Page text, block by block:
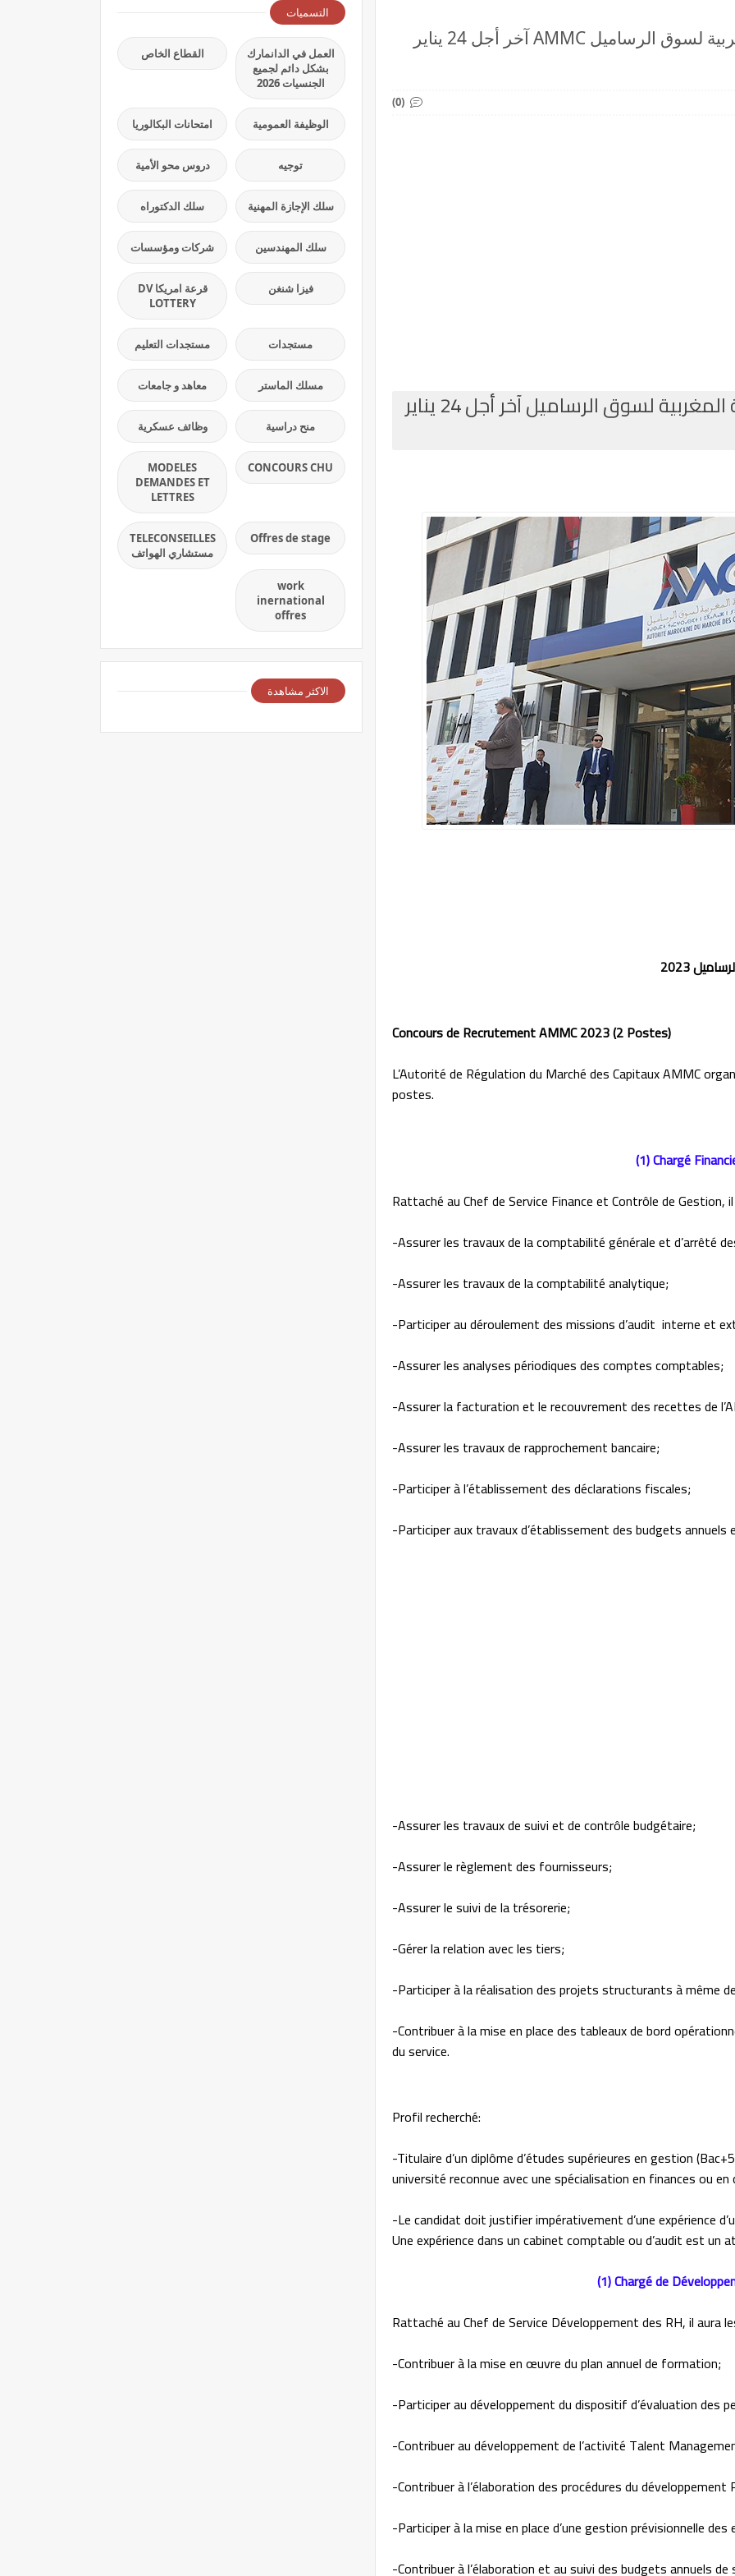
مباراة توظيف 2 مناصب بالهيئة المغربية لسوق الرساميل AMMC آخر أجل 24 يناير
(0)
مباراة توظيف 2 مناصب بالهيئة المغربية لسوق الرساميل آخر أجل 24 يناير
Concours de Recrutement AMMC 2023 (2 Postes)
L’Autorité de Régulation du Marché des Capitaux AMMC
postes.
(1) Chargé
Rattaché au Chef de Service Finance et Contrôle de Gestion,
-Assurer les travaux de la comptabilité générale et d’arrêté
-Assurer les travaux de la comptabilité analytique;
-Participer au déroulement des missions d’audit interne et
-Assurer les analyses périodiques des comptes comptables;
-Assurer la facturation et le recouvrement des recettes de
-Assurer les travaux de rapprochement bancaire;
-Participer à l’établissement des déclarations fiscales;
-Participer aux travaux d’établissement des budgets annuels
-Assurer les travaux de suivi et de contrôle budgétaire;
-Assurer le règlement des fournisseurs;
-Assurer le suivi de la trésorerie;
-Gérer la relation avec les tiers;
-Participer à la réalisation des projets structurants à même
-Contribuer à la mise en place des tableaux de bord
du service.
Profil recherché:
-Titulaire d’un diplôme d’études supérieures en gestion
université reconnue avec une spécialisation en finances ou
-Le candidat doit justifier impérativement d’une expérience
Une expérience dans un cabinet comptable ou d’audit est un
(1) Chargé de
Rattaché au Chef de Service Développement des RH, il aura
-Contribuer à la mise en œuvre du plan annuel de formation;
-Participer au développement du dispositif d’évaluation
-Contribuer au développement de l’activité Talent
-Contribuer à l’élaboration des procédures du développement
-Participer à la mise en place d’une gestion prévisionnelle
-Contribuer à l’élaboration et au suivi des budgets annuels
التسميات
العمل في الدانمارك
بشكل دائم لجميع
الجنسيات 2026
القطاع الخاص
الوظيفة العمومية امتحانات البكالوريا
توجيه دروس محو الأمية
سلك الإجازة المهنية سلك الدكتوراه
سلك المهندسين شركات ومؤسسات
فيزا شنغن
قرعة امريكا DV
LOTTERY
مستجدات مستجدات التعليم
مسلك الماستر معاهد و جامعات
منح دراسية وظائف عسكرية
CONCOURS CHU
MODELES
DEMANDES ET
LETTRES
Offres de stage
TELECONSEILLES
مستشاري الهواتف
work
inernational
offres
الاكثر مشاهدة